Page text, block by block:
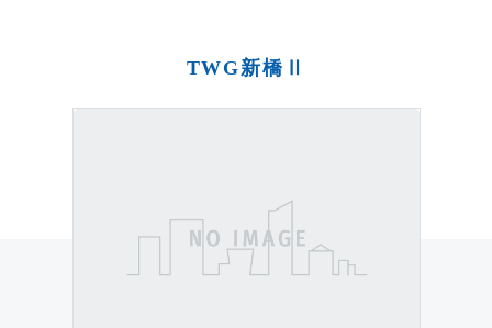
TWG新橋Ⅱ